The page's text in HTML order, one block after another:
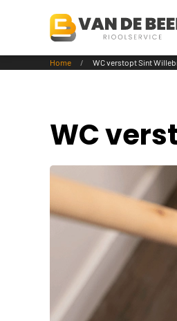
Terug naar hoofdinhoud
Home WC verstopt Sint
WC